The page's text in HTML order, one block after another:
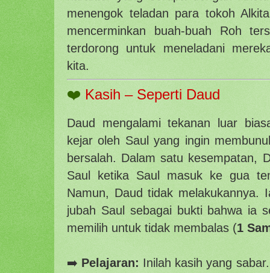
menengok teladan para tokoh
mencerminkan buah-buah Roh
terdorong untuk meneladani
kita.
❤️ Kasih – Seperti Daud
Daud mengalami tekanan luar
kejar oleh Saul yang ingin
bersalah. Dalam satu kesempatan,
Saul ketika Saul masuk ke gua
Namun, Daud tidak melakukannya.
jubah Saul sebagai bukti bahwa ia
memilih untuk tidak membalas (1
➡️ Pelajaran: Inilah kasih yang